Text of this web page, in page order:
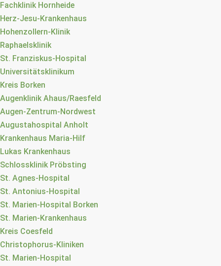
Fachklinik Hornheide
Herz-Jesu-Krankenhaus
Hohenzollern-Klinik
Raphaelsklinik
St. Franziskus-Hospital
Universitätsklinikum
Kreis Borken
Augenklinik Ahaus/Raesfeld
Augen-Zentrum-Nordwest
Augustahospital Anholt
Krankenhaus Maria-Hilf
Lukas Krankenhaus
Schlossklinik Pröbsting
St. Agnes-Hospital
St. Antonius-Hospital
St. Marien-Hospital Borken
St. Marien-Krankenhaus
Kreis Coesfeld
Christophorus-Kliniken
St. Marien-Hospital